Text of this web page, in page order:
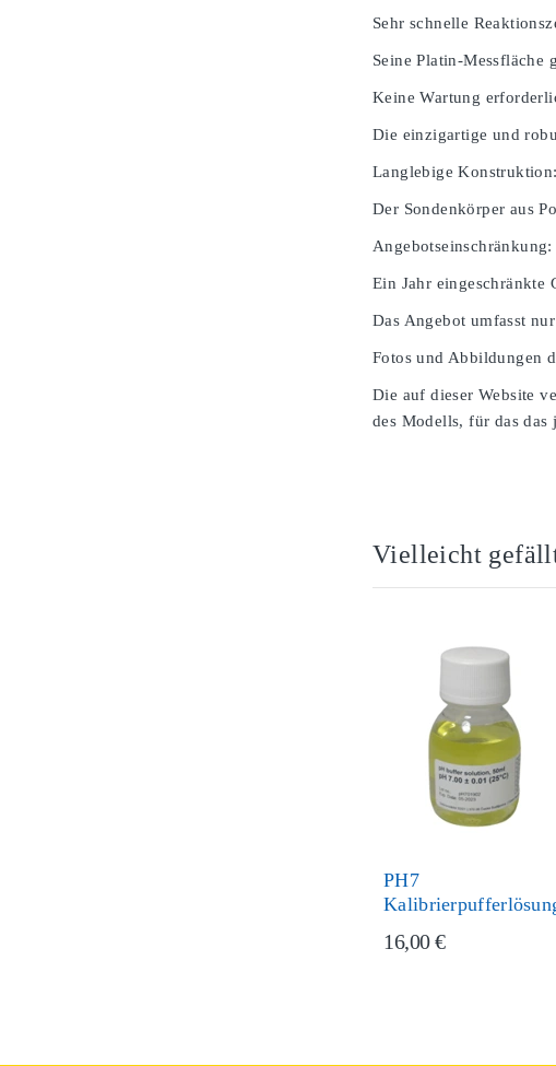
Sehr schnelle
Seine Platin-Messfläche
Keine Wartung
Die einzigartige und
Langlebige Konstruktion:
Der Sondenkörper aus
Angebotseinschränkung:
Ein Jahr eingeschränkte
Das Angebot umfasst
Fotos und Abbildungen
Die auf dieser Website
des Modells, für das
Vielleicht
PH7
16,00 €